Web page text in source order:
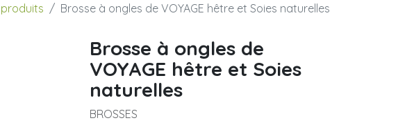
produits Brosse à ongles de VOYAGE hêtre et Soies naturelles
Brosse à ongles de
VOYAGE hêtre et Soies
naturelles
BROSSES